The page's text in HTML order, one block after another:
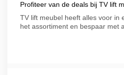
Profiteer van de deals bij TV lift
TV lift meubel heeft alles voor in
het assortiment en bespaar met